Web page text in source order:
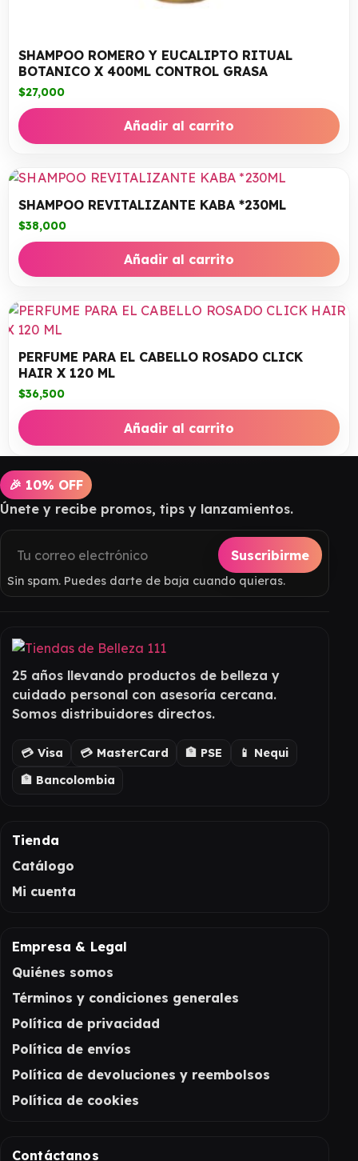
SHAMPOO ROMERO Y EUCALIPTO RITUAL
BOTANICO X 400ML CONTROL GRASA
$27,000
Añadir al carrito
SHAMPOO REVITALIZANTE KABA *230ML
$38,000
Añadir al carrito
PERFUME PARA EL CABELLO ROSADO CLICK
HAIR X 120 ML
$36,500
Añadir al carrito
🎉 10% OFF
Únete y recibe promos, tips y lanzamientos.
Suscribirme
Sin spam. Puedes darte de baja cuando quieras.
25 años llevando productos de belleza y
cuidado personal con asesoría cercana.
Somos distribuidores directos.
💳 Visa 💳 MasterCard 🏦 PSE
📱 Nequi
🏦 Bancolombia
Tienda
Catálogo
Mi cuenta
Empresa & Legal
Quiénes somos
Términos y condiciones generales
Política de privacidad
Política de envíos
Política de devoluciones y reembolsos
Política de cookies
Contáctanos